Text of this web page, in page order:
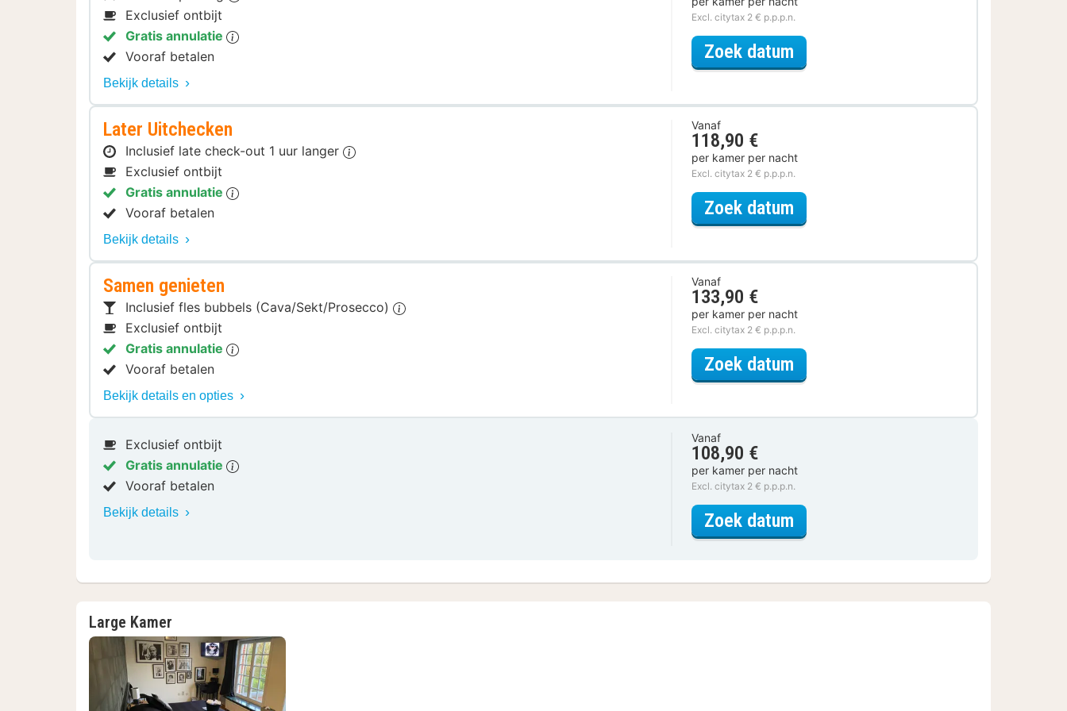
Exclusief ontbijt
Gratis annulatie
Vooraf betalen
Bekijk details
Excl. citytax 2 € p.p.p.n.
Zoek datum
Later Uitchecken
Inclusief late check-out 1 uur langer
Exclusief ontbijt
Gratis annulatie
Vooraf betalen
Bekijk details
Vanaf
118,90 €
per kamer per nacht
Excl. citytax 2 € p.p.p.n.
Zoek datum
Samen genieten
Inclusief fles bubbels (Cava/Sekt/Prosecco)
Exclusief ontbijt
Gratis annulatie
Vooraf betalen
Bekijk details en opties
Vanaf
133,90 €
per kamer per nacht
Excl. citytax 2 € p.p.p.n.
Zoek datum
Exclusief ontbijt
Gratis annulatie
Vooraf betalen
Bekijk details
Vanaf
108,90 €
per kamer per nacht
Excl. citytax 2 € p.p.p.n.
Zoek datum
Large Kamer